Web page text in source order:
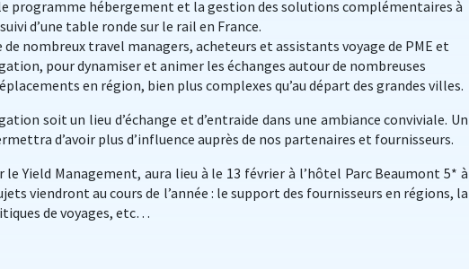
programme hébergement et la gestion des solutions complémentaires à
d’une table ronde sur le rail en France.
de nombreux travel managers, acheteurs et assistants voyage de PME et
pour dynamiser et animer les échanges autour de nombreuses
en région, bien plus complexes qu’au départ des grandes villes.
soit un lieu d’échange et d’entraide dans une ambiance conviviale. Un
d’avoir plus d’influence auprès de nos partenaires et fournisseurs.
le Yield Management, aura lieu à le 13 février à l’hôtel Parc Beaumont 5* à
viendront au cours de l’année : le support des fournisseurs en régions, la
de voyages, etc…